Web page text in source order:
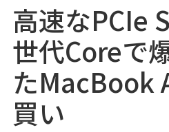
高速なPCIe
世代Coreで
たMacBook
買い